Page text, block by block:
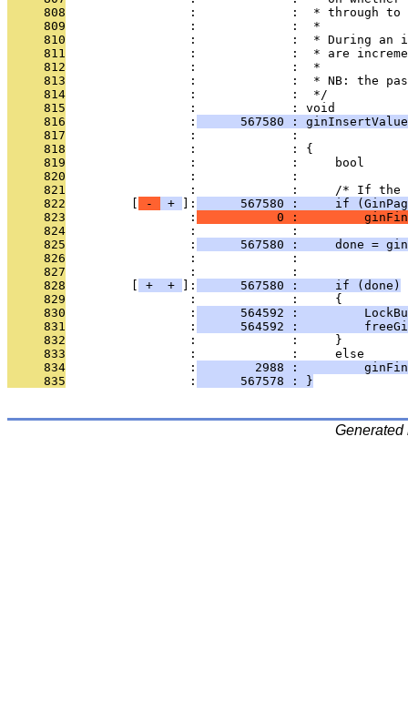
     808
:             :  * through
     809
                 :             :  *
     810
:             :  * During an
     811
:             :  * are
     812
                 :             :  *
     813
:             :  * NB: the
     814
                 :             :  */
     815
                 :             : void
     816
                 :
567580 :
     817
:             :
     818
                 :             : {
     819
:             :     bool
     820
                 :             :
     821
:             :     /* If
     822
- + ]:
567580 :     if
     823
                 :
0 :
     824
                 :             :
     825
                 :
567580 :     done =
     826
:             :
     827
:             :
     828
+ + ]:
      567580 :     if (done)
     829
                 :             :     {
     830
                 :
564592 :
     831
                 :
564592 :
     832
                 :             :     }
     833
                 :             :     else
     834
                 :
2988 :
     835
                 :
      567578 : }